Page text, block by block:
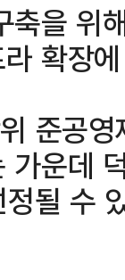
축을 위
확장
준공
가운데
될 수